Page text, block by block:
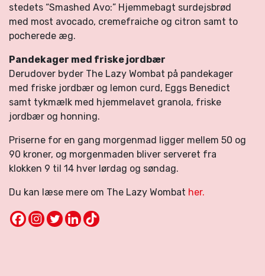
stedets “Smashed Avo:” Hjemmebagt surdejsbrød
med most avocado, cremefraiche og citron samt to
pocherede æg.
Pandekager med friske jordbær
Derudover byder The Lazy Wombat på pandekager
med friske jordbær og lemon curd, Eggs Benedict
samt tykmælk med hjemmelavet granola, friske
jordbær og honning.
Priserne for en gang morgenmad ligger mellem 50 og
90 kroner, og morgenmaden bliver serveret fra
klokken 9 til 14 hver lørdag og søndag.
Du kan læse mere om The Lazy Wombat her.